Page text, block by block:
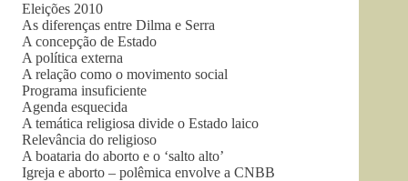
Eleições 2010
As diferenças entre Dilma e Serra
A concepção de Estado
A política externa
A relação como o movimento social
Programa insuficiente
Agenda esquecida
A temática religiosa divide o Estado laico
Relevância do religioso
A boataria do aborto e o ‘salto alto’
Igreja e aborto – polêmica envolve a CNBB